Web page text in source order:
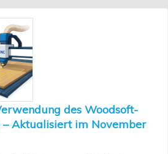
des Woodsoft-
– Aktualisiert im November